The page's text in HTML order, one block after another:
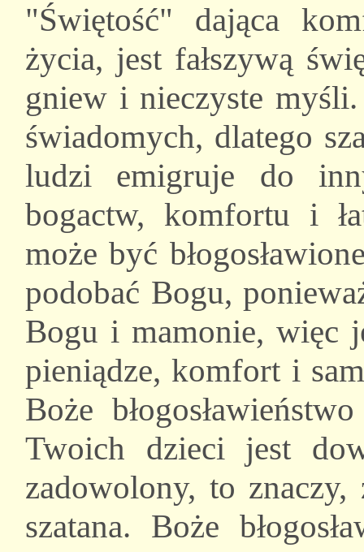
"Świętość" dająca
życia, jest fałszywą
gniew i nieczyste
świadomych, dlatego
ludzi emigruje do
bogactw, komfortu i
może być
podobać Bogu,
Bogu i mamonie, więc
pieniądze, komfort i
Boże
Twoich dzieci jest
zadowolony, to znaczy,
szatana. Boże